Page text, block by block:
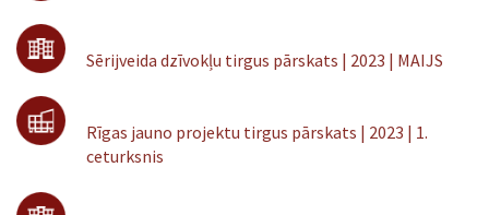
Sērijveida dzīvokļu tirgus pārskats | 2023 | MAIJS
Rīgas jauno projektu tirgus pārskats | 2023 | 1.
ceturksnis